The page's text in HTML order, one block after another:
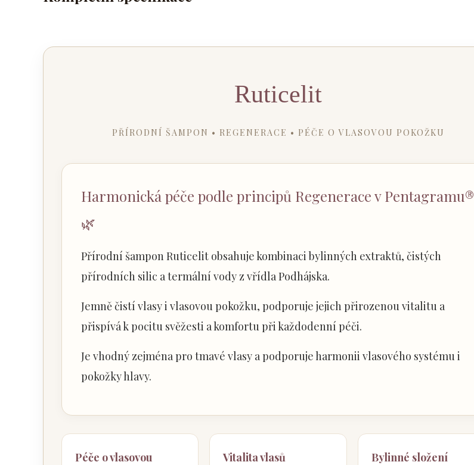
Ruticelit
PŘÍRODNÍ ŠAMPON • REGENERACE • PÉČE O VLASOVOU POKOŽKU
Harmonická péče podle principů Regenerace v Pentagramu®
🌿
Přírodní šampon Ruticelit obsahuje kombinaci bylinných extraktů, čistých
přírodních silic a termální vody z vřídla Podhájska.
Jemně čistí vlasy i vlasovou pokožku, podporuje jejich přirozenou vitalitu a
přispívá k pocitu svěžesti a komfortu při každodenní péči.
Je vhodný zejména pro tmavé vlasy a podporuje harmonii vlasového systému i
pokožky hlavy.
Péče o vlasovou
Vitalita vlasů
Bylinné složení